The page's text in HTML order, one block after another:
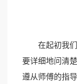
在起初我们
要详细地问清
遵从师傅的指